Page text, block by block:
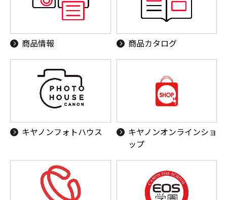
商品情報 商品カタログ
キヤノンフォトハウス
キヤノンオンラインショ
ップ